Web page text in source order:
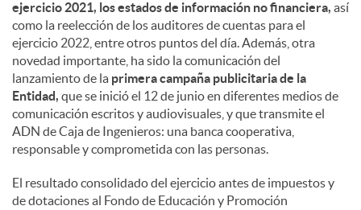
ejercicio 2021, los estados de información no financiera, así
como la reelección de los auditores de cuentas para el
ejercicio 2022, entre otros puntos del día. Además, otra
novedad importante, ha sido la comunicación del
lanzamiento de la primera campaña publicitaria de la
Entidad, que se inició el 12 de junio en diferentes medios de
comunicación escritos y audiovisuales, y que transmite el
ADN de Caja de Ingenieros: una banca cooperativa,
responsable y comprometida con las personas.
El resultado consolidado del ejercicio antes de impuestos y
de dotaciones al Fondo de Educación y Promoción